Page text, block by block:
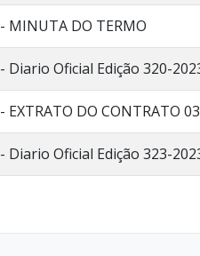
- MINUTA DO TERMO
- Diario Oficial Edição 320-
- EXTRATO DO CONTRATO
- Diario Oficial Edição 323-